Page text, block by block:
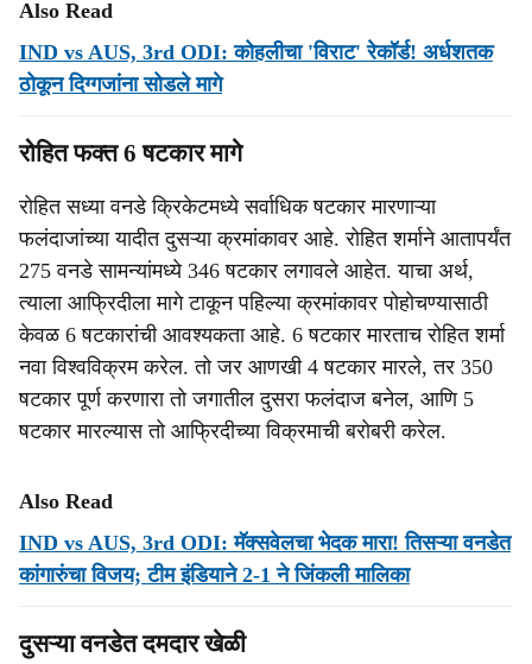
Also Read
IND vs AUS, 3rd ODI: कोहलीचा 'विराट' रेकॉर्ड! अर्धशतक
ठोकून दिग्गजांना सोडले मागे
रोहित फक्त 6 षटकार मागे
रोहित सध्या वनडे क्रिकेटमध्ये सर्वाधिक षटकार मारणाऱ्या
फलंदाजांच्या यादीत दुसऱ्या क्रमांकावर आहे. रोहित शर्माने आतापर्यंत
275 वनडे सामन्यांमध्ये 346 षटकार लगावले आहेत. याचा अर्थ,
त्याला आफ्रिदीला मागे टाकून पहिल्या क्रमांकावर पोहोचण्यासाठी
केवळ 6 षटकारांची आवश्यकता आहे. 6 षटकार मारताच रोहित शर्मा
नवा विश्वविक्रम करेल. तो जर आणखी 4 षटकार मारले, तर 350
षटकार पूर्ण करणारा तो जगातील दुसरा फलंदाज बनेल, आणि 5
षटकार मारल्यास तो आफ्रिदीच्या विक्रमाची बरोबरी करेल.
Also Read
IND vs AUS, 3rd ODI: मॅक्सवेलचा भेदक मारा! तिसऱ्या वनडेत
कांगारुंचा विजय; टीम इंडियाने 2-1 ने जिंकली मालिका
दुसऱ्या वनडेत दमदार खेळी